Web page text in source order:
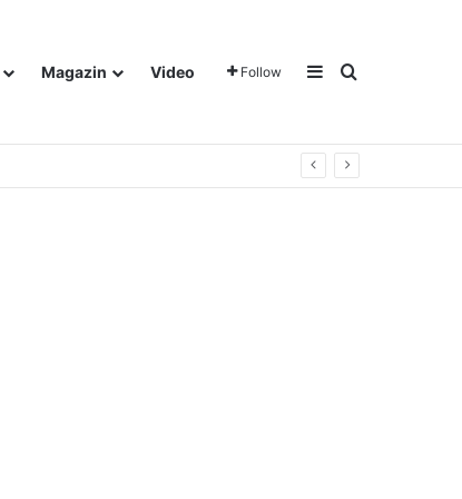
Magazin Video Follow Sidebar
Traži